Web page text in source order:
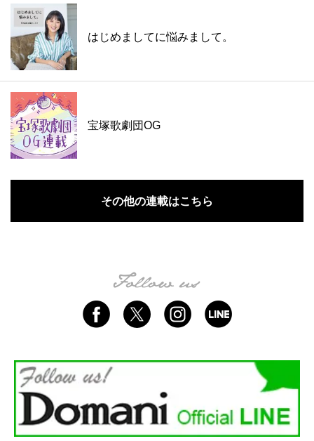
はじめましてに悩みまして。
宝塚歌劇団OG
その他の連載はこちら